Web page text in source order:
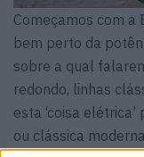
Começamos com a
bem perto da
sobre a qual
redondo, linhas
esta ‘coisa
ou clássica